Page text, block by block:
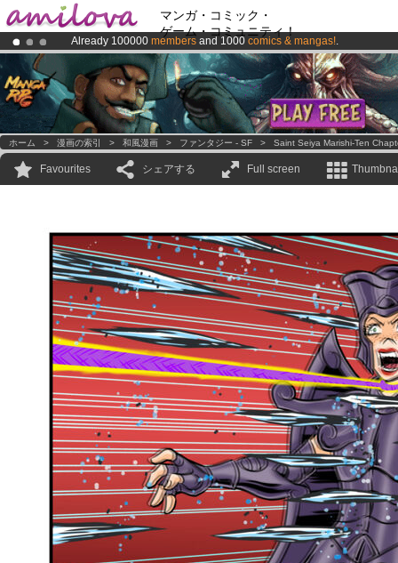
マンガ・コミック・
ゲーム・コミュニティ！
Already 100000 members and 1000 comics & mangas!.
Premium membership from3.95 eurosper month !Get membership
AmilovaKickstarter is now LIVE!.
ホーム > 漫画の索引 > 和風漫画 > ファンタジー - SF > Saint Seiya Marishi-Ten
Favourites シェアする Full screen